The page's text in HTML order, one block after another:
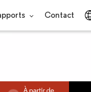
Contact